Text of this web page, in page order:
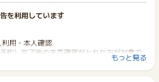
を利用しています
利用・本人確認
約）完了後の来店確認がとれた方が対象で
約ができ、かつ「ヒトサラPOINTが貯ま
もっと見る